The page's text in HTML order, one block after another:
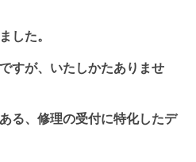
した。
すが、いたしかたありませ
る、修理の受付に特化したデ